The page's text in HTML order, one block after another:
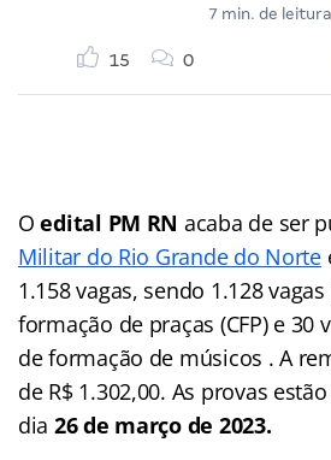
7 min. de leitura
15 0
Oedital PM RN acaba de ser
Militar do Rio Grande do Norte
1.158 vagas, sendo 1.128
formação de praças (CFP) e 30
de formação de músicos . A
de R$ 1.302,00. As provas
dia 26 de março de 2023.